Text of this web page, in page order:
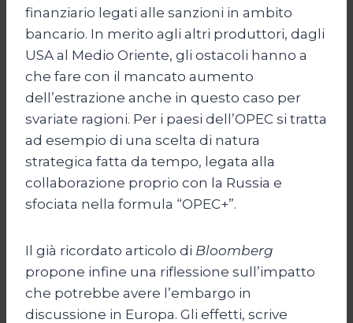
finanziario legati alle sanzioni in ambito
bancario. In merito agli altri produttori, dagli
USA al Medio Oriente, gli ostacoli hanno a
che fare con il mancato aumento
dell’estrazione anche in questo caso per
svariate ragioni. Per i paesi dell’OPEC si tratta
ad esempio di una scelta di natura
strategica fatta da tempo, legata alla
collaborazione proprio con la Russia e
sfociata nella formula “OPEC+”.
Il già ricordato articolo di Bloomberg
propone infine una riflessione sull’impatto
che potrebbe avere l’embargo in
discussione in Europa. Gli effetti, scrive